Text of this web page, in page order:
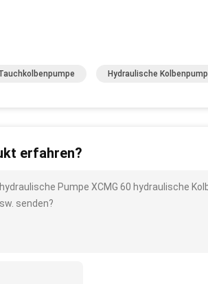
Hydraulische
erfahren?
Pumpe XCMG 60 hydraulische
senden?